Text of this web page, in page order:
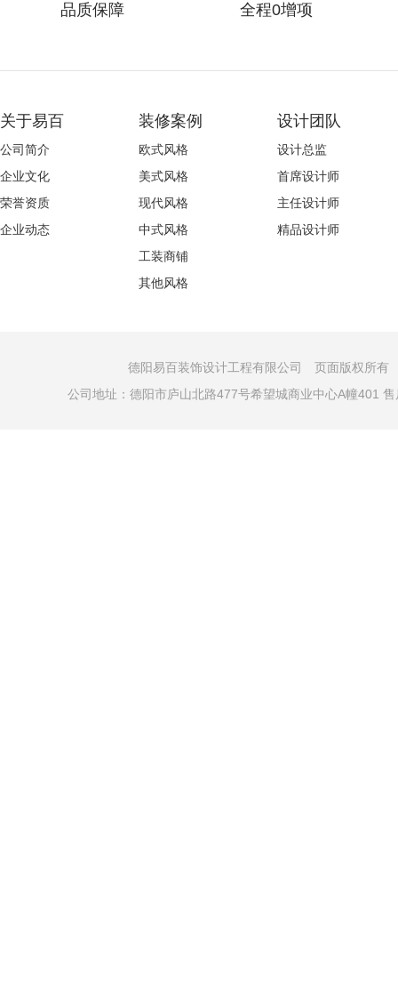
品质保障 全程0增项
关于易百
公司简介
企业文化
荣誉资质
企业动态
装修案例
欧式风格
美式风格
现代风格
中式风格
工装商铺
其他风格
设计团队
设计总监
首席设计师
主任设计师
精品设计师
德阳易百装饰设计工程有限公司 页面版权所
公司地址：德阳市庐山北路477号希望城商业中心A幢401